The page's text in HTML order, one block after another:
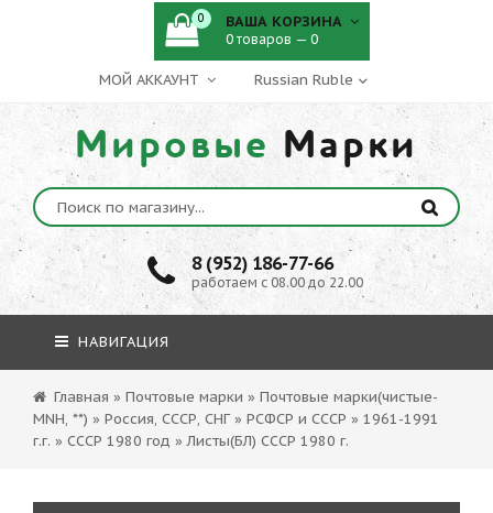
МОЙ АККАУНТ
Мировые Марки
8 (952) 186-77-66
работаем с 08.00 до 22.00
0 ВАША КОРЗИНА
0 товаров — 0
НАВИГАЦИЯ
Главная » Почтовые марки » Почтовые марки(чистые-
MNH, **) » Россия, СССР, СНГ » РСФСР и СССР » 1961-1991
г.г. » СССР 1980 год » Листы(БЛ) СССР 1980 г.